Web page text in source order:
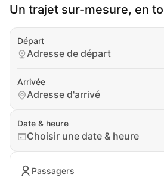
Un trajet sur-mesure, en
Départ
Adresse de départ
Arrivée
Adresse d'arrivé
Date & heure
Choisir une date & heure
Passagers